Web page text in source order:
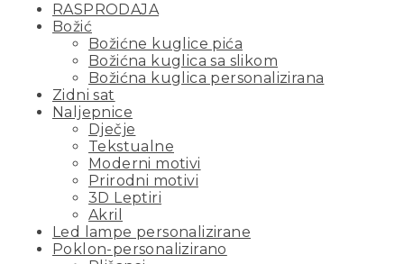
RASPRODAJA
Božić
Božićne kuglice pića
Božićna kuglica sa slikom
Božićna kuglica personalizirana
Zidni sat
Naljepnice
Dječje
Tekstualne
Moderni motivi
Prirodni motivi
3D Leptiri
Akril
Led lampe personalizirane
Poklon-personalizirano